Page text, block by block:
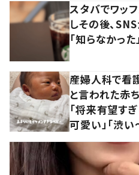
スタバでワッ
しその後、
「知らなかった
産婦人科で看
と言われた赤
「将来有望す
可愛い」「渋い